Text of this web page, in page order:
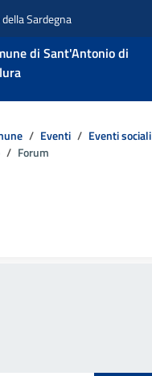
Sardegna
di Sant'Antonio di
Eventi
Eventi sociali
Forum